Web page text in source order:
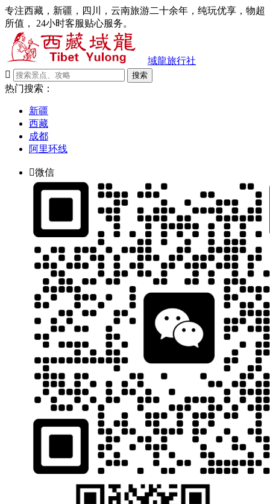
专注西藏，新疆，四川，云南旅游二十余年，纯玩优享，物超
所值， 24小时客服贴心服务。
域龍旅行社

搜索
热门搜索：
新疆
西藏
成都
阿里环线
微信